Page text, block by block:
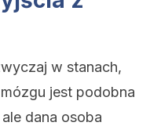
w stanach,
jest podobna
dana osoba